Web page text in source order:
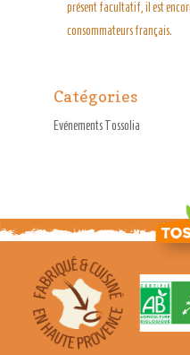
présent facultatif, il est
consommateurs français.
Catégories
Evénements Tossolia